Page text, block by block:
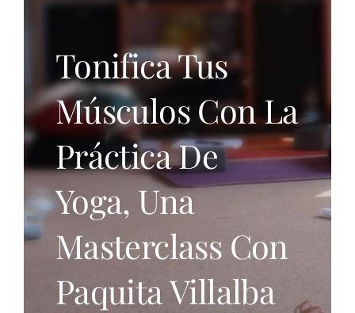
Tonifica Tus
Músculos Con La
Práctica De
Yoga, Una
Masterclass Con
Paquita Villalba